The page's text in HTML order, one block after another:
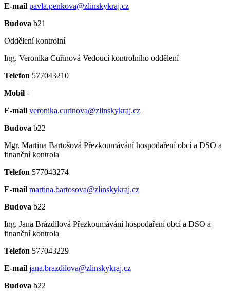
E-mail pavla.penkova@zlinskykraj.cz
Budova b21
Oddělení kontrolní
Ing. Veronika Cuřínová Vedoucí kontrolního oddělení
Telefon 577043210
Mobil -
E-mail veronika.curinova@zlinskykraj.cz
Budova b22
Mgr. Martina Bartošová Přezkoumávání hospodaření obcí a DSO a
finanční kontrola
Telefon 577043274
E-mail martina.bartosova@zlinskykraj.cz
Budova b22
Ing. Jana Brázdilová Přezkoumávání hospodaření obcí a DSO a
finanční kontrola
Telefon 577043229
E-mail jana.brazdilova@zlinskykraj.cz
Budova b22